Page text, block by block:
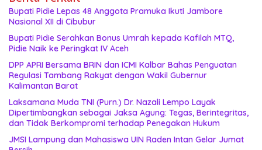
Bupati Pidie Lepas 48 Anggota Pramuka Ikuti Jambore
Nasional XII di Cibubur
Bupati Pidie Serahkan Bonus Umrah kepada Kafilah MTQ,
Pidie Naik ke Peringkat IV Aceh
DPP APRI Bersama BRIN dan ICMI Kalbar Bahas Penguatan
Regulasi Tambang Rakyat dengan Wakil Gubernur
Kalimantan Barat
Laksamana Muda TNI (Purn.) Dr. Nazali Lempo Layak
Dipertimbangkan sebagai Jaksa Agung: Tegas, Berintegritas,
dan Tidak Berkompromi terhadap Penegakan Hukum
JMSI Lampung dan Mahasiswa UIN Raden Intan Gelar Jumat